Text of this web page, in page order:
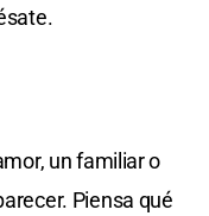
un familiar o
Piensa qué